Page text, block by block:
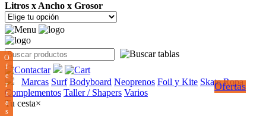
Litros x Ancho x Grosor
Marcas Surf Bodyboard Neoprenos Foil y Kite Skate Ropa
Complementos Taller / Shapers Varios
Ofertas
O
f
e
r
t
a
s
Tu cesta×